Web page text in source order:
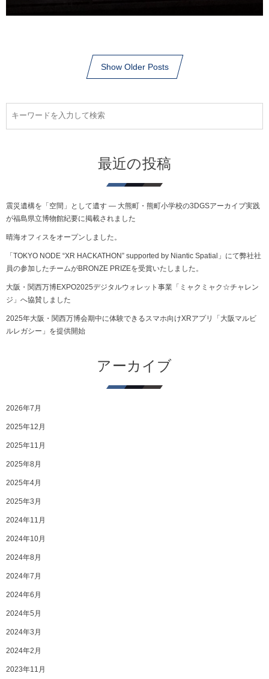
Show Older Posts
最近の投稿
震災遺構を「空間」として遺す ― 大熊町・熊町小学校の3DGSアーカイブ実践
が福島県立博物館紀要に掲載されました
晴海オフィスをオープンしました。
「TOKYO NODE “XR HACKATHON” supported by Niantic Spatial」にて弊社社
員の参加したチームがBRONZE PRIZEを受賞いたしました。
大阪・関西万博EXPO2025デジタルウォレット事業「ミャクミャク☆チャレン
ジ」へ協賛しました
2025年大阪・関西万博会期中に体験できるスマホ向けXRアプリ「大阪マルビ
ルレガシー」を提供開始
アーカイブ
2026年7月
2025年12月
2025年11月
2025年8月
2025年4月
2025年3月
2024年11月
2024年10月
2024年8月
2024年7月
2024年6月
2024年5月
2024年3月
2024年2月
2023年11月